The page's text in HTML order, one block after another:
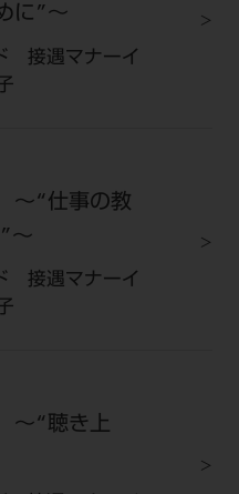
に”～
接遇マナーイ
～“仕事の教
～
接遇マナーイ
～“聴き上